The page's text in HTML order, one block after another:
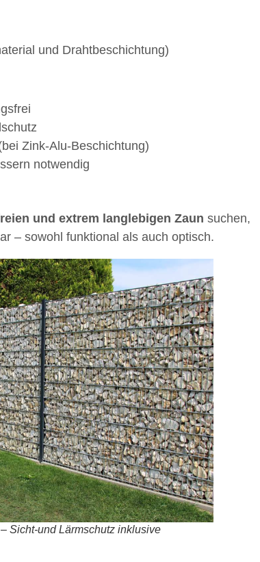
und Drahtbeschichtung)
Zink-Alu-Beschichtung)
notwendig
und extrem langlebigen Zaun suchen,
– sowohl funktional als auch optisch.
Sicht-und Lärmschutz inklusive